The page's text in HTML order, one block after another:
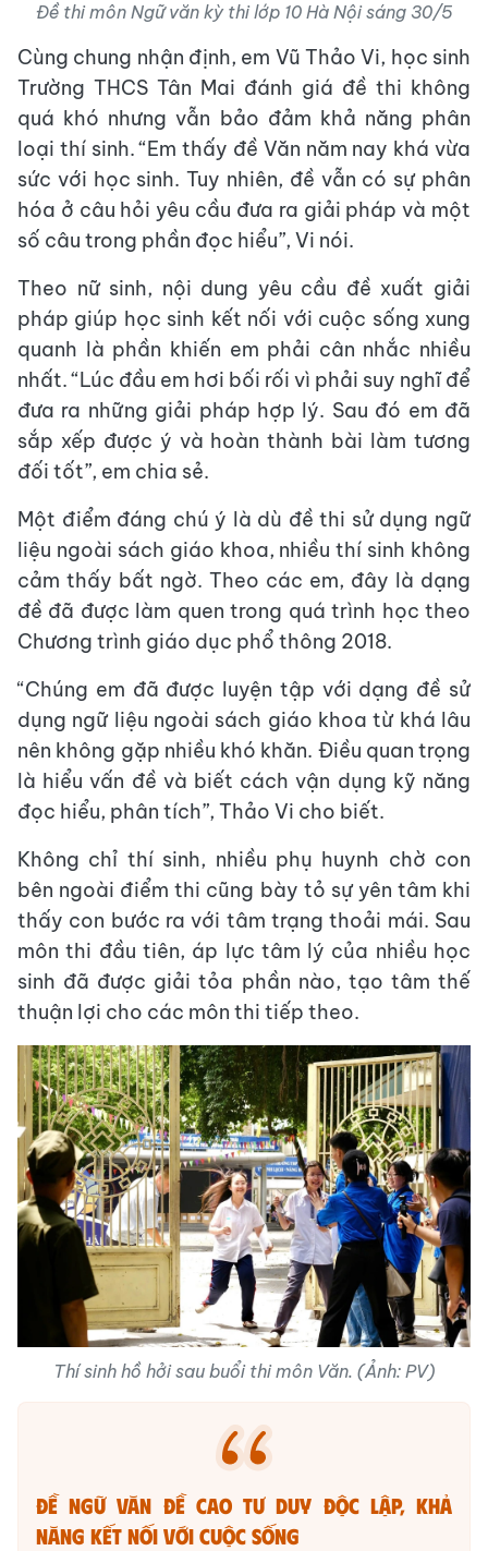
Đề thi môn Ngữ văn kỳ thi lớp 10 Hà Nội sáng 30/5
Cùng chung nhận định, em Vũ Thảo Vi, học sinh
Trường THCS Tân Mai đánh giá đề thi không
quá khó nhưng vẫn bảo đảm khả năng phân
loại thí sinh. “Em thấy đề Văn năm nay khá vừa
sức với học sinh. Tuy nhiên, đề vẫn có sự phân
hóa ở câu hỏi yêu cầu đưa ra giải pháp và một
số câu trong phần đọc hiểu”, Vi nói.
Theo nữ sinh, nội dung yêu cầu đề xuất giải
pháp giúp học sinh kết nối với cuộc sống xung
quanh là phần khiến em phải cân nhắc nhiều
nhất. “Lúc đầu em hơi bối rối vì phải suy nghĩ để
đưa ra những giải pháp hợp lý. Sau đó em đã
sắp xếp được ý và hoàn thành bài làm tương
đối tốt”, em chia sẻ.
Một điểm đáng chú ý là dù đề thi sử dụng ngữ
liệu ngoài sách giáo khoa, nhiều thí sinh không
cảm thấy bất ngờ. Theo các em, đây là dạng
đề đã được làm quen trong quá trình học theo
Chương trình giáo dục phổ thông 2018.
“Chúng em đã được luyện tập với dạng đề sử
dụng ngữ liệu ngoài sách giáo khoa từ khá lâu
nên không gặp nhiều khó khăn. Điều quan trọng
là hiểu vấn đề và biết cách vận dụng kỹ năng
đọc hiểu, phân tích”, Thảo Vi cho biết.
Không chỉ thí sinh, nhiều phụ huynh chờ con
bên ngoài điểm thi cũng bày tỏ sự yên tâm khi
thấy con bước ra với tâm trạng thoải mái. Sau
môn thi đầu tiên, áp lực tâm lý của nhiều học
sinh đã được giải tỏa phần nào, tạo tâm thế
thuận lợi cho các môn thi tiếp theo.
Thí sinh hồ hởi sau buổi thi môn Văn. (Ảnh: PV)
Đề Ngữ văn đề cao tư duy độc lập, khả
năng kết nối với cuộc sống